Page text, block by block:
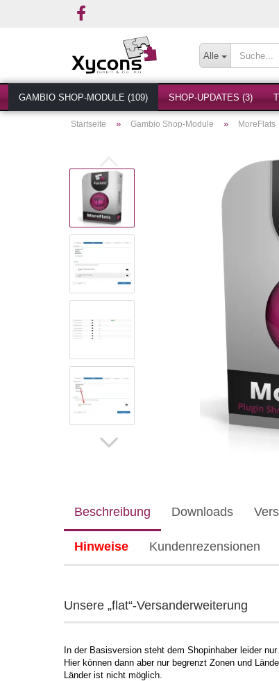
Alle
GAMBIO SHOP-MODULE (109) SHOP-UPDATES (3)
Startseite » Gambio Shop-Module » MoreFlats
Beschreibung Downloads
Hinweise Kundenrezensionen
Unsere „flat“-Versanderweiterung
In der Basisversion steht dem Shopinhaber leider nur
Hier können dann aber nur begrenzt Zonen und
Länder ist nicht möglich.